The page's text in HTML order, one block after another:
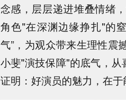
念感，层层递进堆叠情绪
角色"在深渊边缘挣扎"的
气”，为观众带来生理性震
小斐"演技保障"的底气，
证明：好演员的魅力，在于